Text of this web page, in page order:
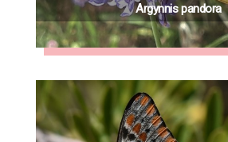
Argynnis pandora